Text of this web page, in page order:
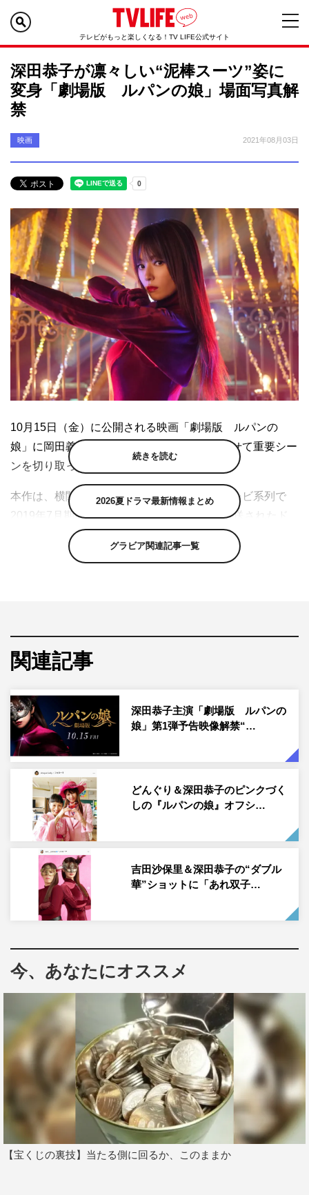
テレビがもっと楽しくなる！TV LIFE公式サイト
深田恭子が凛々しい“泥棒スーツ”姿に
変身「劇場版 ルパンの娘」場面写真解
禁
映画 2021年08月03日
10月15日（金）に公開される映画「劇場版 ルパンの
娘」に岡田義徳が出演することが決定。合わせて重要シー
ンを切り取った場面写真も解禁された。
本作は、横関大の同名小説を原作に、フジテレビ系列で
2019年7月期に1作目、翌2020年に2作目が放送されたド
ラマ『ルパンの娘』の劇場版。ドラマでは、代々泥棒一家
である“Lの一族”の娘・三雲華（深田恭子）と、代々警察
そんな『ルパンの娘』の続編にして最終章となる劇場版の
の一族の父・尊（渡部篤郎）が突然「泥棒引退」を宣言
し、これまで迷惑をかけてきた華と和馬にちょっと遅めの
新婚旅行をプレゼントするが、本当の目的は、王国に眠る
史上最大のお宝。さらに、華も知らない一族最大の謎に迫
ることに。
新たに出演が発表された岡田が演じるのは、謎の大道芸
人・月島俊哉。岡田自身も「どう話したらいいかすごく考
えたのですが…。多くは語ることができない秘密が多い役
です」と口を紡ぐほどの物語の根幹に関わる重要人物だ。
劇中では、実際に大道芸にも初挑戦したという岡田。「本
当は吹き替えでやることを考えてもらっていたのですが、
できる範囲のことは全部自分でやろうと思い、家で結構特
訓をして、ある程度はできるようになりました」と振り返
続きを読む
2026夏ドラマ最新情報まとめ
グラビア関連記事一覧
関連記事
深田恭子主演「劇場版 ルパンの
娘」第1弾予告映像解禁“…
どんぐり＆深田恭子のピンクづく
しの『ルパンの娘』オフシ…
吉田沙保里＆深田恭子の“ダブル
華”ショットに「あれ双子…
今、あなたにオススメ
【宝くじの裏技】当たる側に回るか、このままか